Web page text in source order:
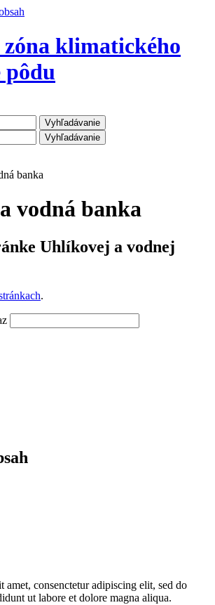
klimatického
pôdu
Vyhľadávanie
Vyhľadávanie
banka
vodná banka
Uhlíkovej a vodnej
.
amet, consenctetur adipiscing elit, sed do
ut labore et dolore magna aliqua.